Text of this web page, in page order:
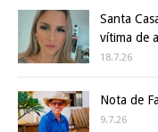
Santa
vítima de
18.7.26
Nota de
9.7.26